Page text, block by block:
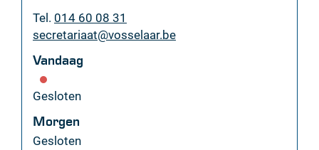
Tel. 014 60 08 31
E-
secretariaat@vosselaar.be
Vandaag
Gesloten
Morgen
Gesloten